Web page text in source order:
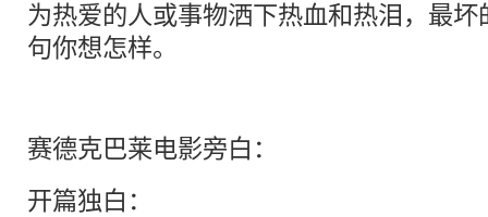
为热爱的人或事物洒下热血和热泪，最
句你想怎样。
赛德克巴莱电影旁白：
开篇独白：